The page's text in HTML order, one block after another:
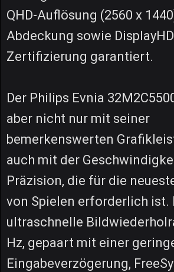
QHD-Auflösung (2560 x
Abdeckung sowie
Zertifizierung garantiert.
Der Philips Evnia
aber nicht nur mit seiner
bemerkenswerten
auch mit der
Präzision, die für die
von Spielen erforderlich ist.
ultraschnelle
Hz, gepaart mit einer
Eingabeverzögerung,